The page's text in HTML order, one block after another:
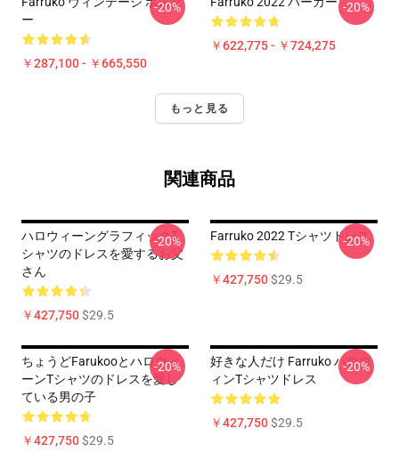
ー
￥287,100 - ￥665,550
-20%
￥622,775 - ￥724,275
-20%
もっと見る
関連商品
ハロウィーングラフィックT
シャツのドレスを愛するお父
さん
￥427,750$29.5
-20% Farruko 2022 Tシャツドレス
￥427,750$29.5
-20%
ちょうどFarukooとハロウィ
ーンTシャツのドレスを愛し
ている男の子
￥427,750$29.5
-20%
好きな人だけ Farruko ハロウ
ィンTシャツドレス
￥427,750$29.5
-20%